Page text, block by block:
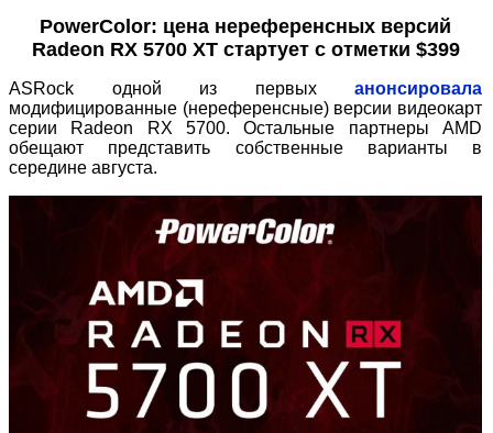
PowerColor: цена нереференсных версий
Radeon RX 5700 XT стартует с отметки $399
ASRock одной из первыханонсировала
модифицированные (нереференсные) версии видеокарт
серии Radeon RX 5700. Остальные партнеры AMD
обещают представить собственные варианты в
середине августа.